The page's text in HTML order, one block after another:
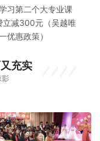
习第二个大专业课
立减300元（吴越唯
优惠政策）
充实
影